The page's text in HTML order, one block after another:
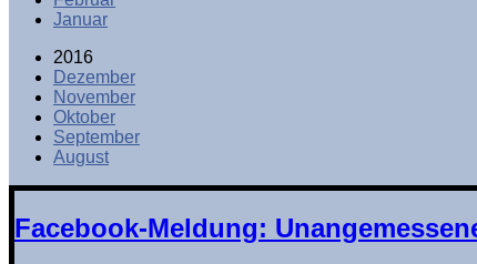
Januar
2016
Dezember
November
Oktober
September
August
Facebook-Meldung: